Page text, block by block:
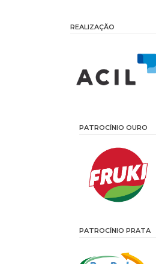
REALIZAÇÃO
PATROCÍNIO OURO
PATROCÍNIO PRATA